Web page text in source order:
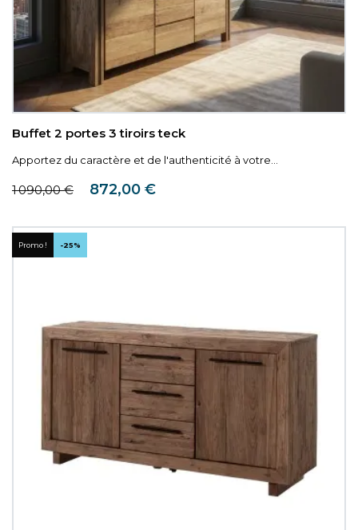
Buffet 2 portes 3 tiroirs teck
Apportez du caractère et de l'authenticité à votre...
Prix de base
1 090,00 € Prix
872,00 €
Promo ! -25%